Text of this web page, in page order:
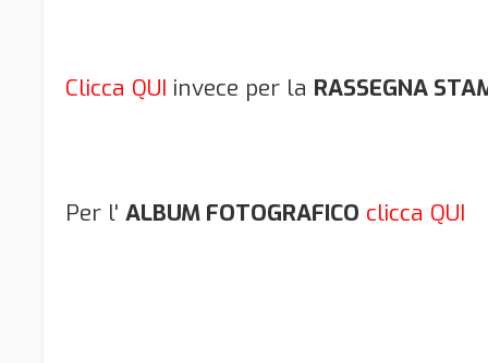
Clicca QUI invece per la RASSEGNA
Per l' ALBUM FOTOGRAFICO clicca QUI